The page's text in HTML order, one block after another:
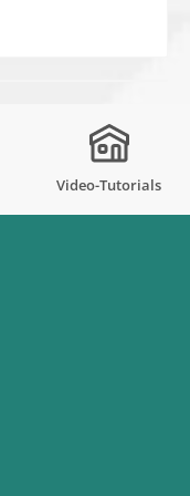
Video-Tutorials